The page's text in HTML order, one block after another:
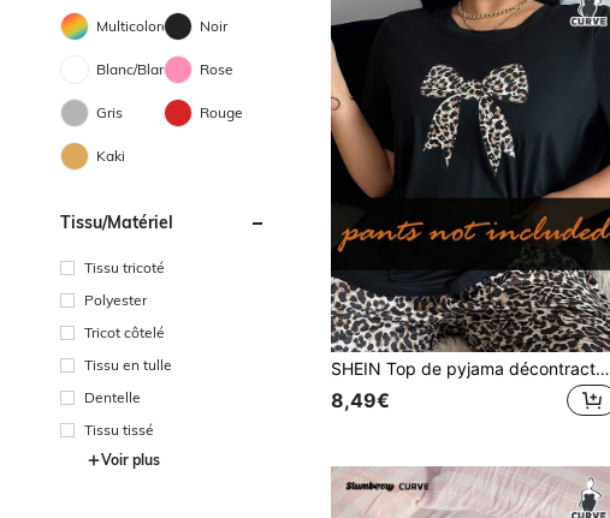
Multicolore Noir
Blanc/Blanche Rose
Gris Rouge
Kaki
Tissu/matériel
Tissu tricoté
Polyester
Tricot côtelé
Tissu en tulle
Dentelle
Tissu tissé
Voir plus
SHEIN Top de pyjama décontracté à manches courtes, col rond, coupe ample, avec nœud et imprimé léopard. Grandes tailles
8,49€